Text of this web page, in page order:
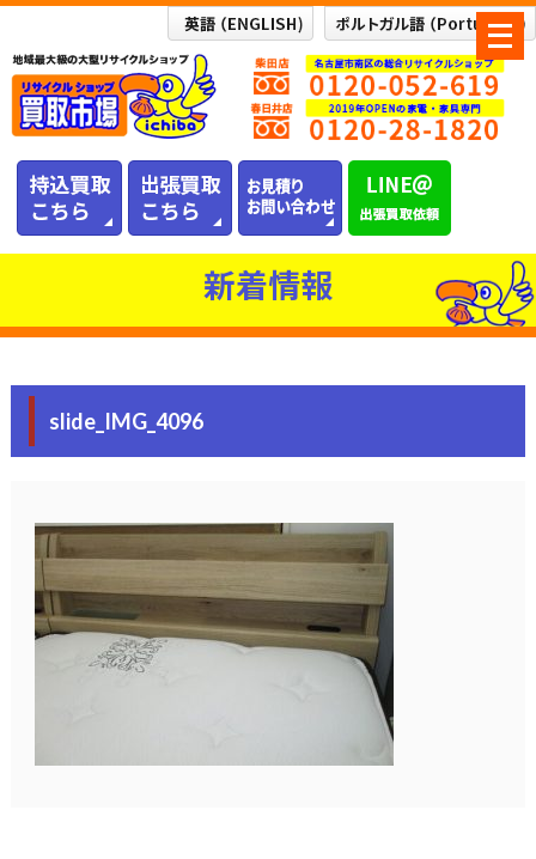
メ
ニ
ュ
ー
新着情報
slide_IMG_4096